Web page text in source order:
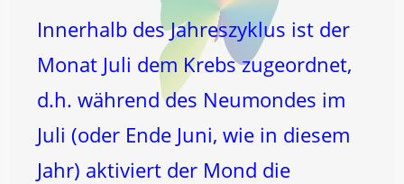
Innerhalb des Jahreszyklus ist der
Monat Juli dem Krebs zugeordnet,
d.h. während des Neumondes im
Juli (oder Ende Juni, wie in diesem
Jahr) aktiviert der Mond die